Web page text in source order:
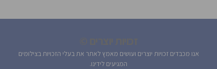
אנו מכבדים זכויות יוצרים ועושים מאמץ לאתר את בעלי הזכויות בצילומים
המגיעים לידינו.